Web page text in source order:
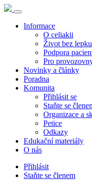
Informace
O celiakii
Život bez lepku
Podpora
Pro
Novinky a články
Poradna
Komunita
Přihlásit se
Staňte se
Organizace a
Petice
Odkazy
Edukační materiály
O nás
Přihlásit
Staňte se členem